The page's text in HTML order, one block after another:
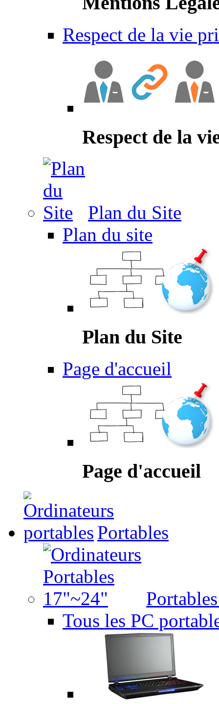
Respect de la vie
Respect de la
Plan du Site
Plan du site
Plan du Site
Page d'accueil
Page d'accueil
Portables
Tous les PC